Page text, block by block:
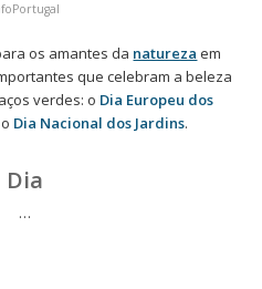
os amantes da natureza em
que celebram a beleza
verdes: o Dia Europeu dos
Dia Nacional dos Jardins.
Dia
…